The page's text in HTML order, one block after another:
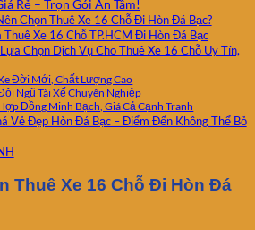
Rẻ – Trọn Gói An Tâm!
Chọn Thuê Xe 16 Chỗ Đi Hòn Đá Bạc?
Thuê Xe 16 Chỗ TP.HCM Đi Hòn Đá Bạc
Chọn Dịch Vụ Cho Thuê Xe 16 Chỗ Uy Tín,
Đời Mới, Chất Lượng Cao
Ngũ Tài Xế Chuyên Nghiệp
Đồng Minh Bạch, Giá Cả Cạnh Tranh
Vẻ Đẹp Hòn Đá Bạc – Điểm Đến Không Thể Bỏ
Thuê Xe 16 Chỗ Đi Hòn Đá